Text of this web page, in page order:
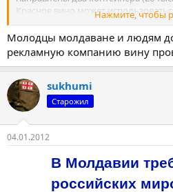
Красное вино может
профилактического средства в
радиационным фоном. Как
сотрудник ЦКБ РАН Евгений Жаров,
радиацию из организма, однако
профилактики используются
миллилитров в день.
http://lenta.ru/news/2011/03/17/wine/
Очередь за грузинскими
Нажмите, чтобы
Молодцы молдаване и людям
рекламную компанию вину
sukhumi
Старожил
04.01.2012
В Молдавии
российских